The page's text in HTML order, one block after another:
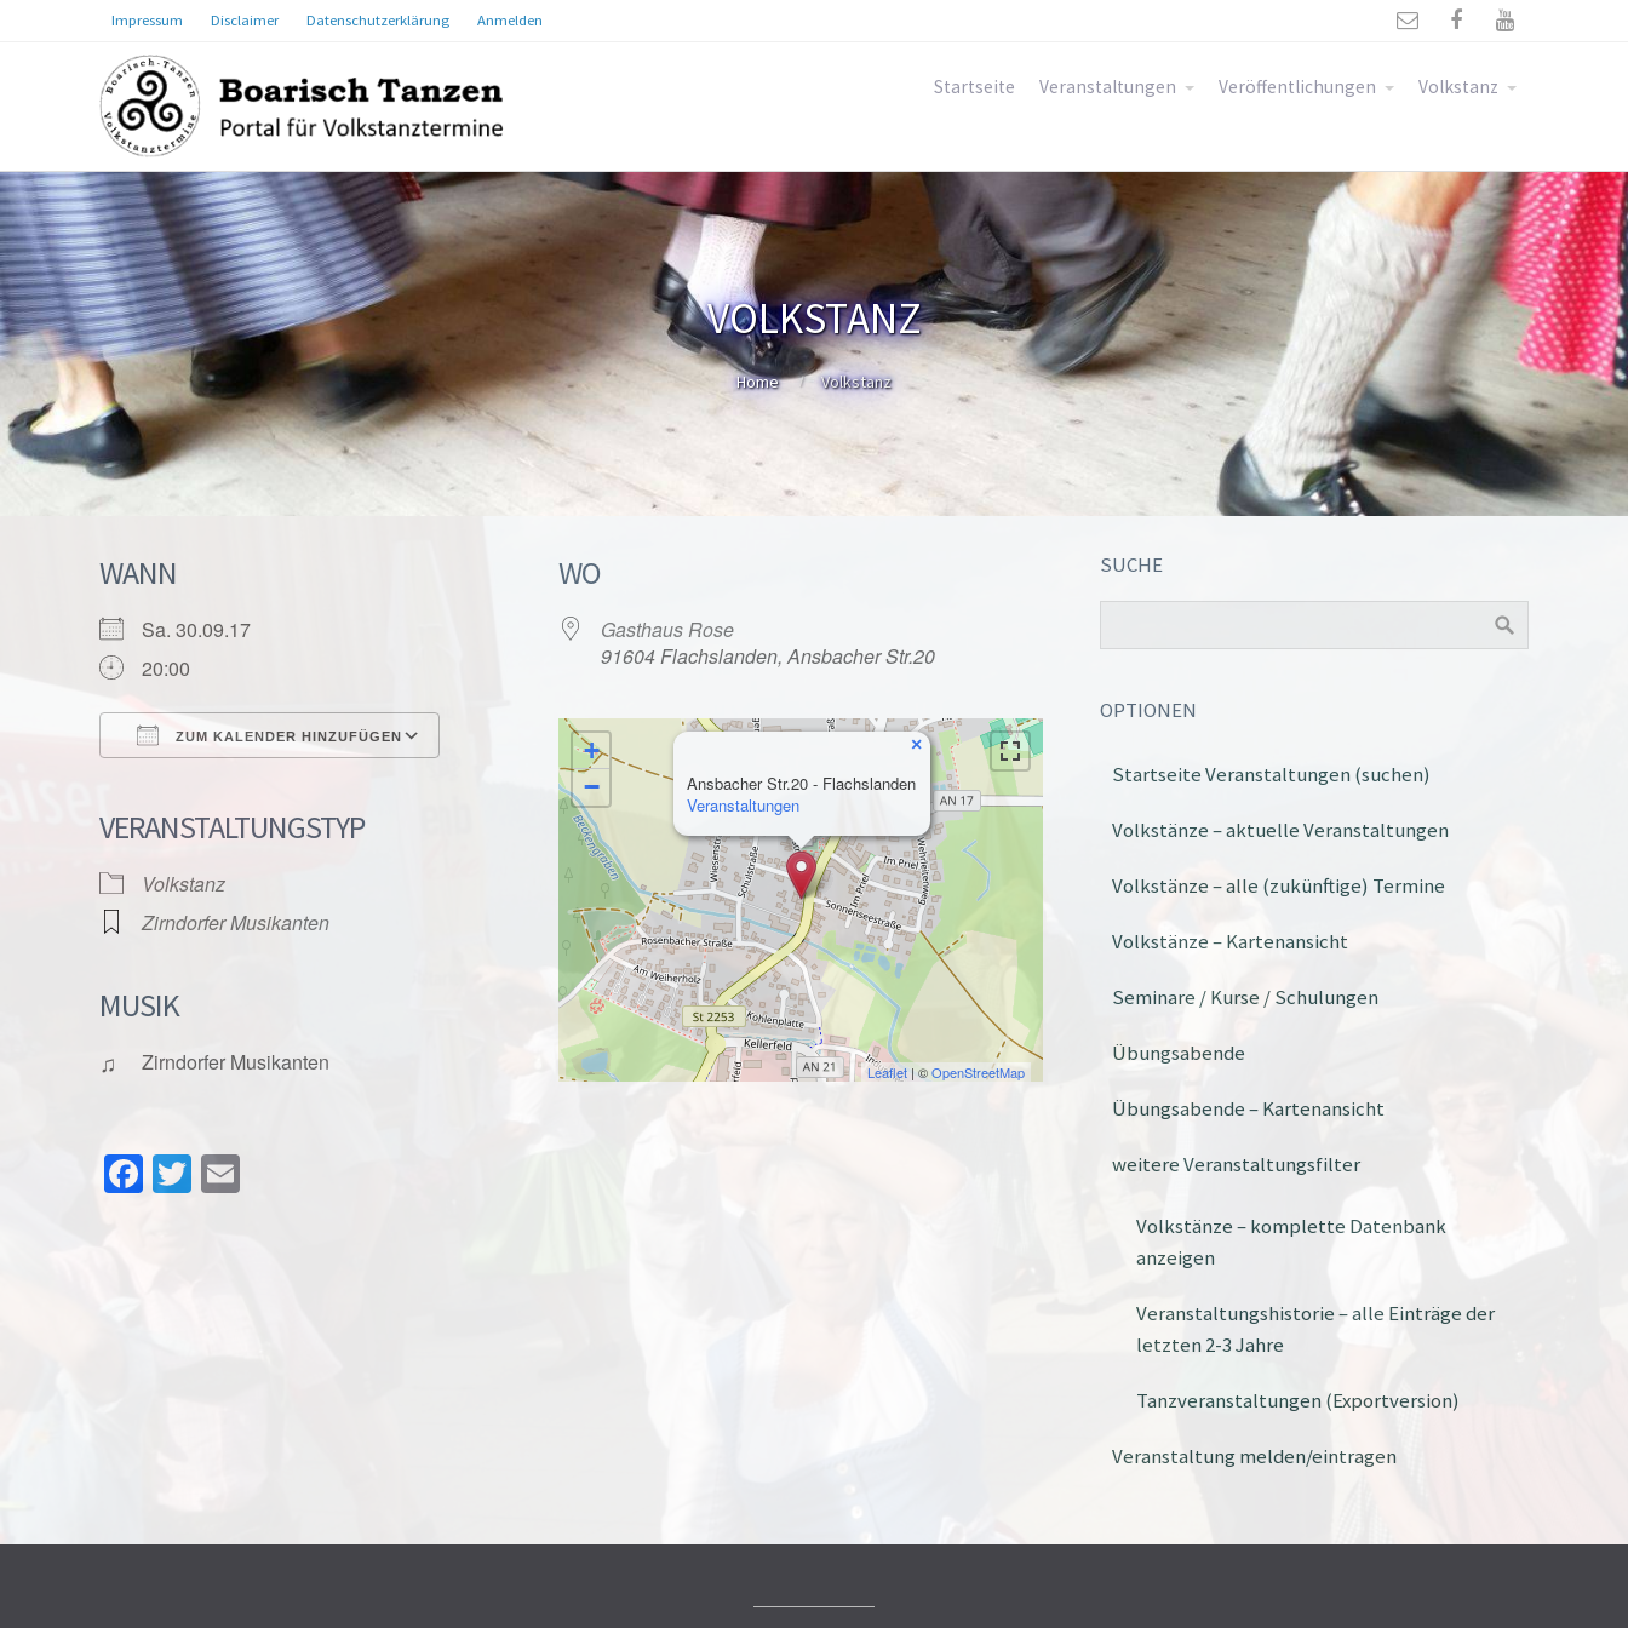
Impressum Disclaimer Datenschutzerklärung Anmelden   
Startseite Veranstaltungen Veröffentlichungen Volkstanz
VOLKSTANZ
Home Volkstanz
WANN
Sa. 30.09.17
20:00
ZUM KALENDER HINZUFÜGEN
Google Kalender iCalendar Office 365 Outlook Live
VERANSTALTUNGSTYP
Volkstanz
Zirndorfer Musikanten
MUSIK
♫ Zirndorfer Musikanten
WO
Gasthaus Rose
91604 Flachslanden, Ansbacher Str.20
Ansbacher Str.20 - Flachslanden
Veranstaltungen
×
+
−
Leaflet| ©OpenStreetMap
Facebook
Twitter
SUCHE
OPTIONEN
Startseite Veranstaltungen (suchen)
Volkstänze – aktuelle Veranstaltungen
Volkstänze – alle (zukünftige) Termine
Volkstänze – Kartenansicht
Seminare / Kurse / Schulungen
Übungsabende
Übungsabende – Kartenansicht
weitere Veranstaltungsfilter
Volkstänze – komplette Datenbank
anzeigen
Veranstaltungshistorie – alle Einträge der
letzten 2-3 Jahre
Tanzveranstaltungen (Exportversion)
Veranstaltung melden/eintragen